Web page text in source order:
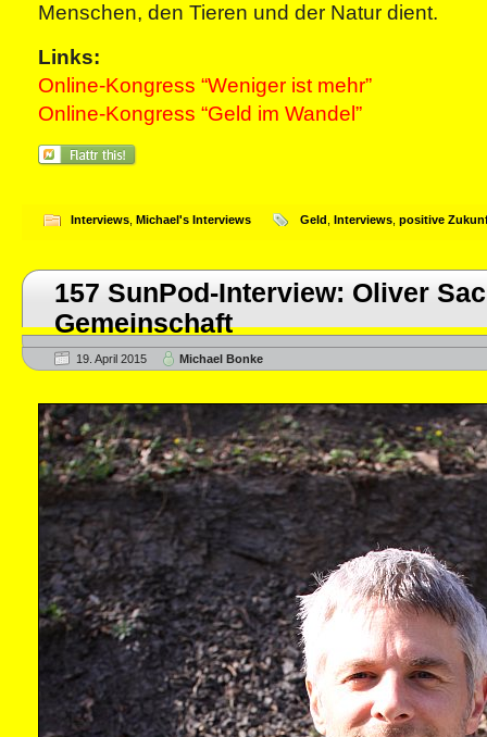
Menschen, den Tieren und der Natur dient.
Links:
Online-Kongress “Weniger ist mehr”
Online-Kongress “Geld im Wandel”
Interviews Michael's Interviews Geld Interviews positive
157 SunPod-Interview: Oliver
Gemeinschaft
19. April 2015 Michael Bonke